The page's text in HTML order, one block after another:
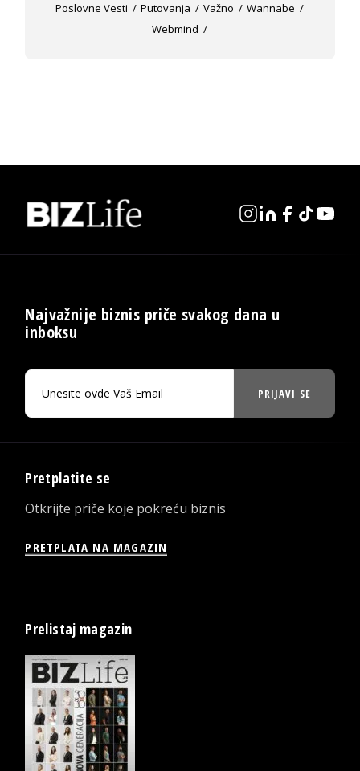
Poslovne Vesti
Putovanja Važno
Wannabe
Webmind
Najvažnije biznis priče svakog dana u
inboksu
PRIJAVI SE
Pretplatite se
Otkrijte priče koje pokreću biznis
PRETPLATA NA MAGAZIN
Prelistaj magazin